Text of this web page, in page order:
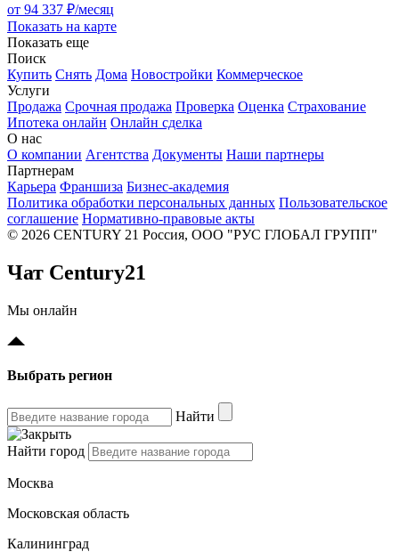
от 94 337 ₽/месяц
Показать на карте
Показать еще
Поиск
Купить Снять Дома Новостройки Коммерческое
Услуги
Продажа Срочная продажа Проверка Оценка Страхование
Ипотека онлайн Онлайн сделка
О нас
О компании Агентства Документы Наши партнеры
Партнерам
Карьера Франшиза Бизнес-академия
Политика обработки персональных данных Пользовательское
соглашение Нормативно-правовые акты
© 2026 CENTURY 21 Россия, ООО "РУС ГЛОБАЛ ГРУПП"
Чат Century21
Мы онлайн
Выбрать регион
Найти
Найти город
Москва
Московская область
Калининград